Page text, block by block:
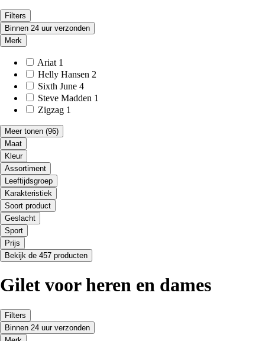
Filters
Binnen 24 uur verzonden
Merk
Ariat 1
Helly Hansen 2
Sixth June 4
Steve Madden 1
Zigzag 1
Meer tonen (96)
Maat
Kleur
Assortiment
Leeftijdsgroep
Karakteristiek
Soort product
Geslacht
Sport
Prijs
Bekijk de 457 producten
Gilet voor heren en dames
Filters
Binnen 24 uur verzonden